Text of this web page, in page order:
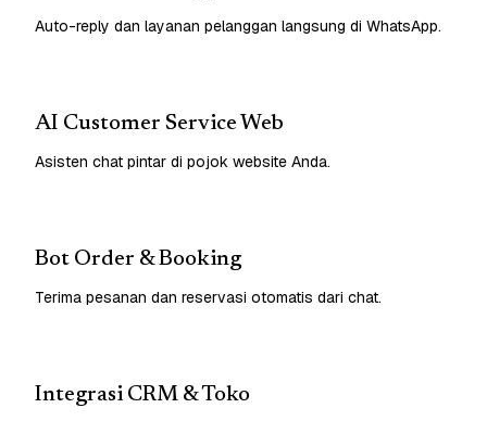
Auto-reply dan layanan pelanggan langsung di WhatsApp.
AI Customer Service Web
Asisten chat pintar di pojok website Anda.
Bot Order & Booking
Terima pesanan dan reservasi otomatis dari chat.
Integrasi CRM & Toko